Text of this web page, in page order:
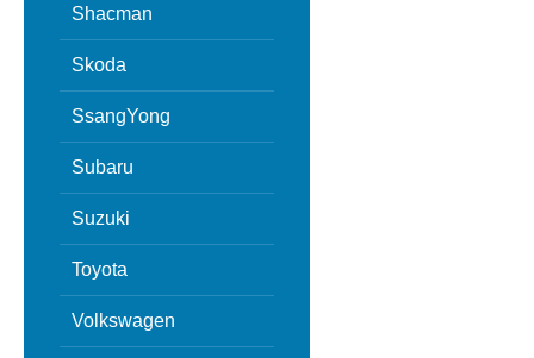
Shacman
Skoda
SsangYong
Subaru
Suzuki
Toyota
Volkswagen